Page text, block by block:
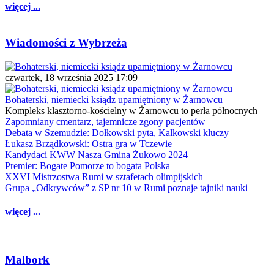
więcej ...
Wiadomości z Wybrzeża
czwartek, 18 września 2025 17:09
Bohaterski, niemiecki ksiądz upamiętniony w Żarnowcu
Kompleks klasztorno-kościelny w Żarnowcu to perła północnych
Zapomniany cmentarz, tajemnicze zgony pacjentów
Debata w Szemudzie: Dołkowski pyta, Kalkowski kluczy
Łukasz Brządkowski: Ostra gra w Tczewie
Kandydaci KWW Nasza Gmina Żukowo 2024
Premier: Bogate Pomorze to bogata Polska
XXVI Mistrzostwa Rumi w sztafetach olimpijskich
Grupa „Odkrywców” z SP nr 10 w Rumi poznaje tajniki nauki
więcej ...
Malbork